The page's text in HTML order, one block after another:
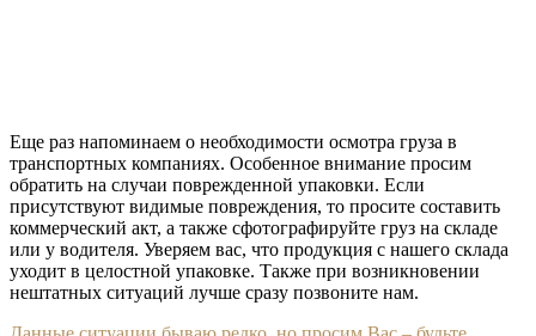
Еще раз напоминаем о необходимости осмотра груза в
транспортных компаниях. Особенное внимание просим
обратить на случаи поврежденной упаковки. Если
присутствуют видимые повреждения, то просите составить
коммерческий акт, а также сфотографируйте груз на складе
или у водителя. Уверяем вас, что продукция с нашего склада
уходит в целостной упаковке. Также при возникновении
нештатных ситуаций лучше сразу позвоните нам.